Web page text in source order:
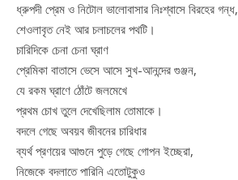
ধ্রুপদী প্রেম ও নিটোল ভালোবাসার নিঃশ্বাসে বিরহের গন্ধ,
শেওলাবৃত নেই আর চলাচলের পথটি।
চারিদিকে চেনা চেনা ঘ্রাণ
প্রেমিকা বাতাসে ভেসে আসে সুখ-আনন্দের গুঞ্জন,
যে রকম ঘ্রাণে ঠোঁটে জলমেখে
প্রথম চোখ তুলে দেখেছিলাম তোমাকে।
বদলে গেছে অবয়ব জীবনের চারিধার
ব্যর্থ প্রণয়ের আগুনে পুড়ে গেছে গোপন ইচ্ছেরা,
নিজেকে বদলাতে পারিনি এতোটুকুও